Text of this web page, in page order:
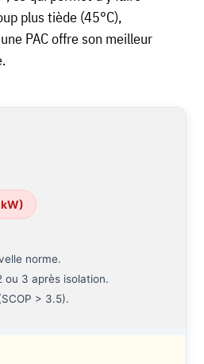
plus tiède (45°C),
PAC offre son meilleur
norme.
ou 3 après isolation.
> 3.5).